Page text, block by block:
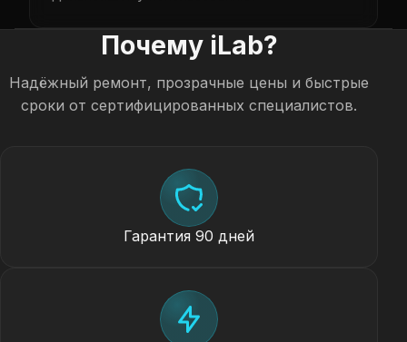
Почему iLab?
Надёжный ремонт, прозрачные цены и быстрые
сроки от сертифицированных специалистов.
Гарантия 90 дней